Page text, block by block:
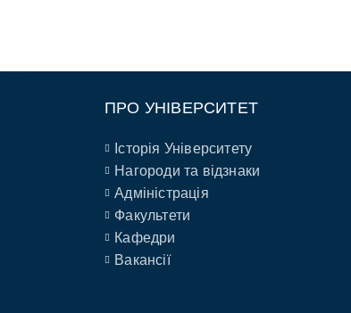
ПРО УНІВЕРСИТЕТ
Історія Університету
Нагороди та відзнаки
Адміністрація
Факультети
Кафедри
Вакансії